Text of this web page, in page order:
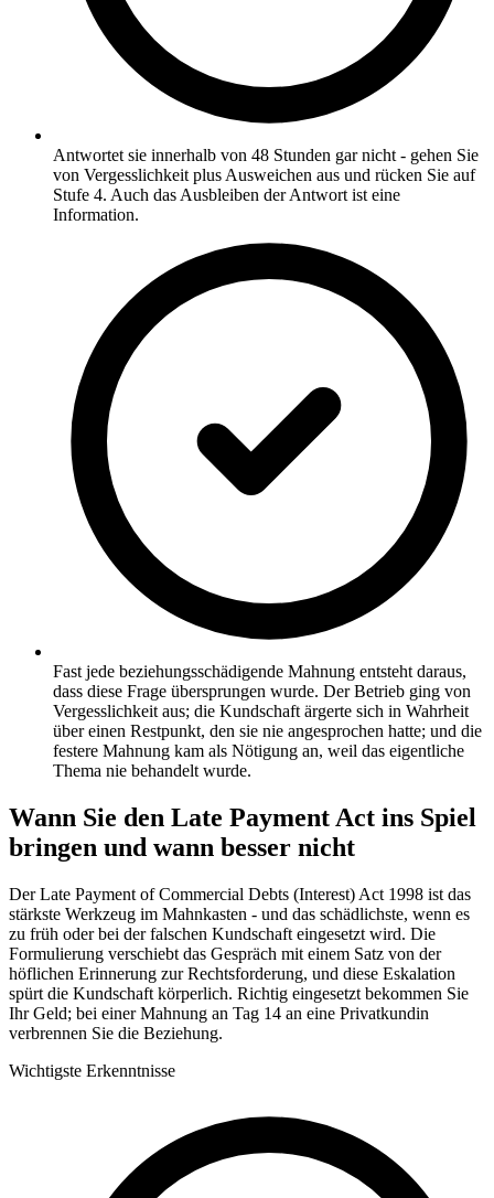
Antwortet sie innerhalb von 48 Stunden gar nicht - gehen Sie
von Vergesslichkeit plus Ausweichen aus und rücken Sie auf
Stufe 4. Auch das Ausbleiben der Antwort ist eine
Information.
Fast jede beziehungsschädigende Mahnung entsteht daraus,
dass diese Frage übersprungen wurde. Der Betrieb ging von
Vergesslichkeit aus; die Kundschaft ärgerte sich in Wahrheit
über einen Restpunkt, den sie nie angesprochen hatte; und die
festere Mahnung kam als Nötigung an, weil das eigentliche
Thema nie behandelt wurde.
Wann Sie den Late Payment Act ins Spiel
bringen und wann besser nicht
Der Late Payment of Commercial Debts (Interest) Act 1998 ist das
stärkste Werkzeug im Mahnkasten - und das schädlichste, wenn es
zu früh oder bei der falschen Kundschaft eingesetzt wird. Die
Formulierung verschiebt das Gespräch mit einem Satz von der
höflichen Erinnerung zur Rechtsforderung, und diese Eskalation
spürt die Kundschaft körperlich. Richtig eingesetzt bekommen Sie
Ihr Geld; bei einer Mahnung an Tag 14 an eine Privatkundin
verbrennen Sie die Beziehung.
Wichtigste Erkenntnisse